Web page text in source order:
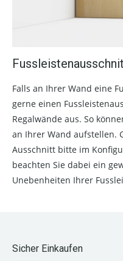
Falls an Ihrer Wand eine
gerne einen
Regalwände aus. So
an Ihrer Wand aufstellen.
Ausschnitt bitte im
beachten Sie dabei ein
Unebenheiten Ihrer
Sicher Einkaufen